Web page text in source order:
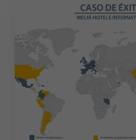
2018-10-19 09:00:00